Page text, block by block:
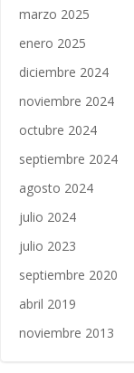
marzo 2025
enero 2025
diciembre 2024
noviembre 2024
octubre 2024
septiembre 2024
agosto 2024
julio 2024
julio 2023
septiembre 2020
abril 2019
noviembre 2013